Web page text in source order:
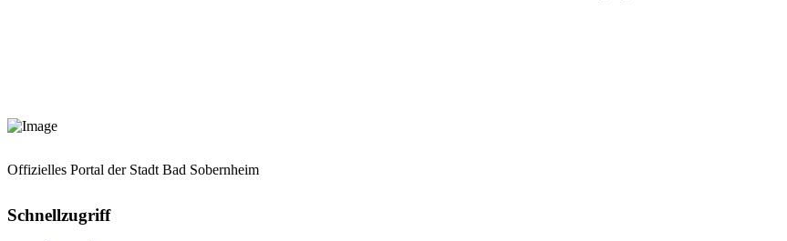
Offizielles Portal der Stadt Bad Sobernheim
Schnellzugriff